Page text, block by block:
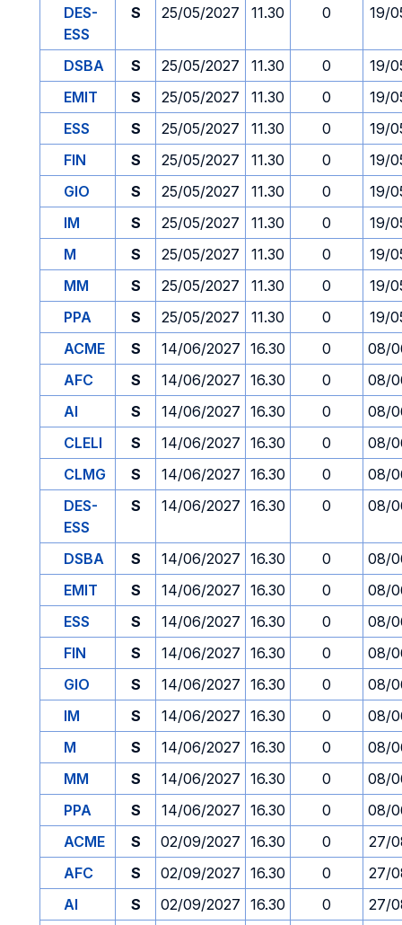
DES-
ESS
S 25/05/2027 11.30 0 19/
DSBA S 25/05/2027 11.30 0
19/
EMIT
S 25/05/2027 11.30 0
19/
ESS
S 25/05/2027 11.30 0
19/
FIN
S 25/05/2027 11.30 0
19/
GIO
S 25/05/2027 11.30 0
19/
IM
S 25/05/2027 11.30 0
19/
M
S 25/05/2027 11.30 0
19/
MM
S 25/05/2027 11.30 0
19/
PPA
S 25/05/2027 11.30 0
19/
ACME
S 14/06/2027 16.30 0
08/
AFC
S 14/06/2027 16.30 0
08/
AI
S 14/06/2027 16.30 0
08/
CLELI
S 14/06/2027 16.30 0
08/
CLMG
S 14/06/2027 16.30 0
08/
DES-
ESS
S 14/06/2027 16.30 0 08/
DSBA S 14/06/2027 16.30 0
08/
EMIT
S 14/06/2027 16.30 0
08/
ESS
S 14/06/2027 16.30 0
08/
FIN
S 14/06/2027 16.30 0
08/
GIO
S 14/06/2027 16.30 0
08/
IM
S 14/06/2027 16.30 0
08/
M
S 14/06/2027 16.30 0
08/
MM
S 14/06/2027 16.30 0
08/
PPA
S 14/06/2027 16.30 0
08/
ACME
S 02/09/2027 16.30 0
27/
AFC
S 02/09/2027 16.30 0
27/
AI
S 02/09/2027 16.30 0 27/